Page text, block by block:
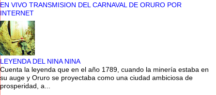
EN VIVO TRANSMISION DEL CARNAVAL DE ORURO POR
INTERNET
LEYENDA DEL NINA NINA
Cuenta la leyenda que en el año 1789, cuando la minería estaba en
su auge y Oruro se proyectaba como una ciudad ambiciosa de
prosperidad, a...